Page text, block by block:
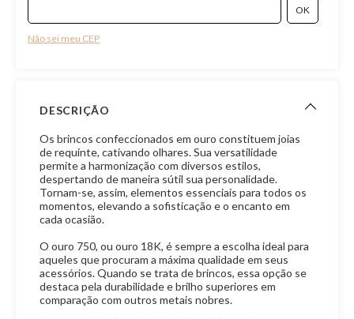
Não sei meu CEP
DESCRIÇÃO
Os brincos confeccionados em ouro constituem joias
de requinte, cativando olhares. Sua versatilidade
permite a harmonização com diversos estilos,
despertando de maneira sútil sua personalidade.
Tornam-se, assim, elementos essenciais para todos os
momentos, elevando a sofisticação e o encanto em
cada ocasião.
O ouro 750, ou ouro 18K, é sempre a escolha ideal para
aqueles que procuram a máxima qualidade em seus
acessórios. Quando se trata de brincos, essa opção se
destaca pela durabilidade e brilho superiores em
comparação com outros metais nobres.